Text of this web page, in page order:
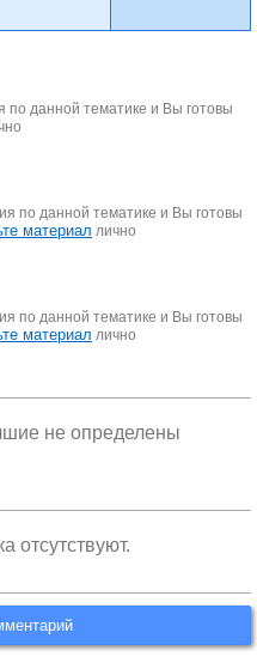
данной тематике и Вы готовы
по данной тематике и Вы готовы
материал лично
по данной тематике и Вы готовы
материал лично
не определены
отсутствуют.